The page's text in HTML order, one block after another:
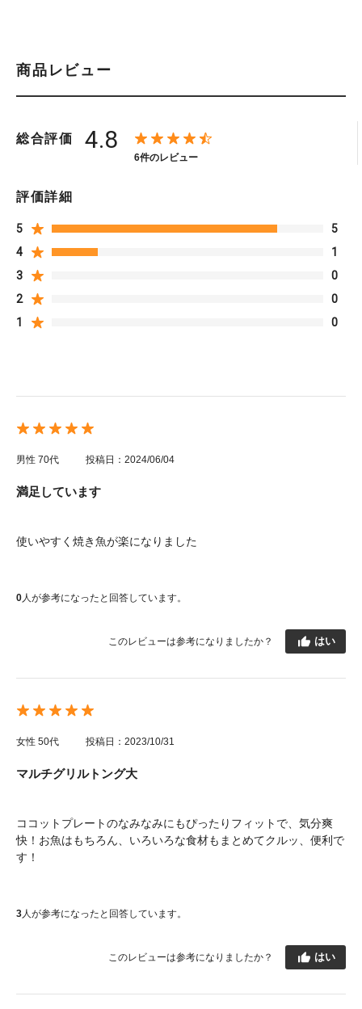
商品レビュー
総合評価 4.8
6件のレビュー
評価詳細
5
5
4
1
3
0
2
0
1
0
男性 70代 投稿日：2024/06/04
満足しています
使いやすく焼き魚が楽になりました
0人が参考になったと回答しています。
このレビューは参考になりましたか？ はい
女性 50代 投稿日：2023/10/31
マルチグリルトング大
ココットプレートのなみなみにもぴったりフィットで、気分爽
快！お魚はもちろん、いろいろな食材もまとめてクルッ、便利で
す！
3人が参考になったと回答しています。
このレビューは参考になりましたか？ はい